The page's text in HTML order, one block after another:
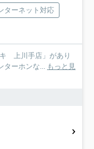
ターネット対応
上川手店」があり
ターホンな... もっと見